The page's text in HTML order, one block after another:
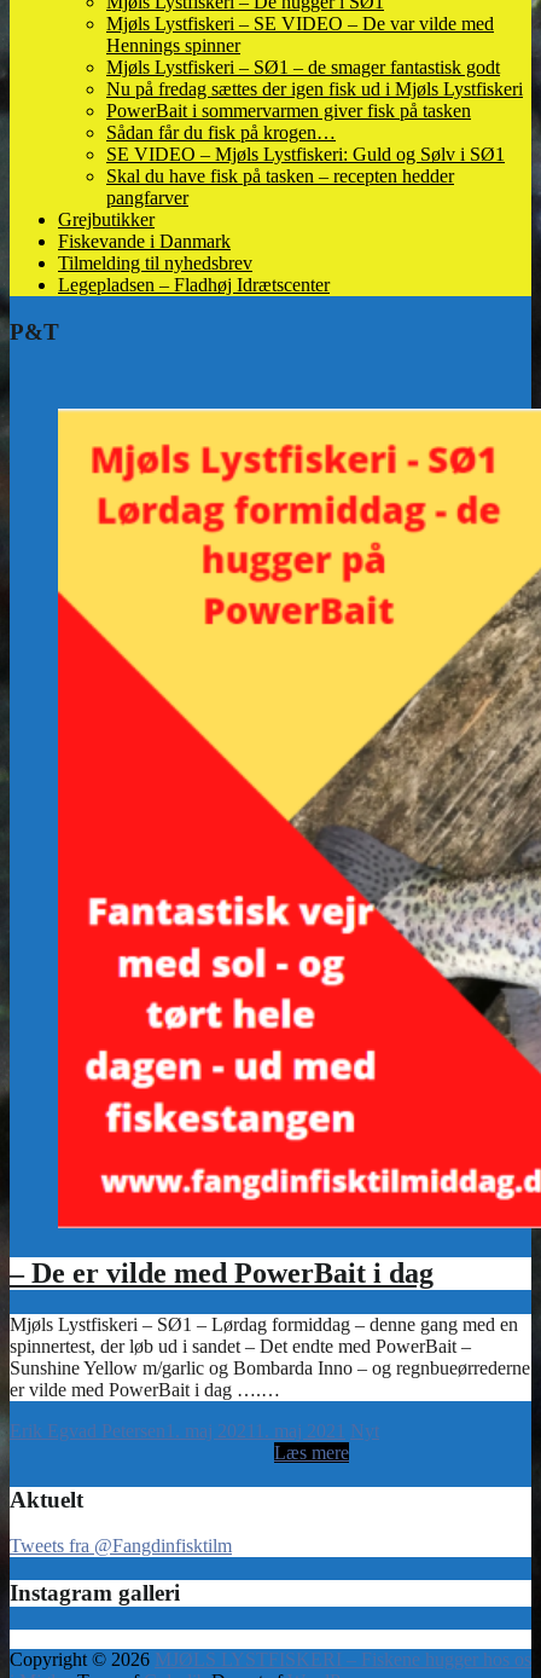
Mjøls Lystfiskeri – SE VIDEO – De var vilde med
Hennings spinner
Mjøls Lystfiskeri – SØ1 – de smager fantastisk godt
Nu på fredag sættes der igen fisk ud i Mjøls Lystfiskeri
PowerBait i sommervarmen giver fisk på tasken
Sådan får du fisk på krogen…
SE VIDEO – Mjøls Lystfiskeri: Guld og Sølv i SØ1
Skal du have fisk på tasken – recepten hedder
pangfarver
Grejbutikker
Fiskevande i Danmark
Tilmelding til nyhedsbrev
Legepladsen – Fladhøj Idrætscenter
P&T
– De er vilde med PowerBait i dag
Erik Egvad Petersen1. maj 2021 1. maj 2021 Nyt
Aktuelt
Tweets fra @Fangdinfisktilm
Instagram galleri
Copyright © 2026 MJØLS LYSTFISKERI – Fiskene hugger hos os